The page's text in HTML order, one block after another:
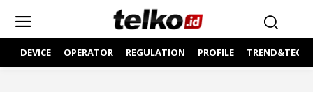
DEVICE OPERATOR REGULATION PROFILE